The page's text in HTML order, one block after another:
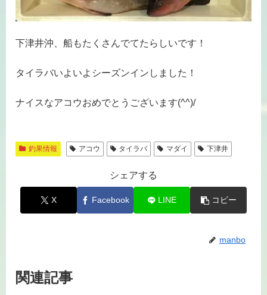
下津井沖、船もたくさんでてたらしいです！
タイラバいよいよシーズンインしました！
ナイスなアコウおめでとうございます(^^)/
釣果情報 アコウ タイラバ マダイ 下津井
シェアする
X Facebook LINE コピー
manbo
関連記事